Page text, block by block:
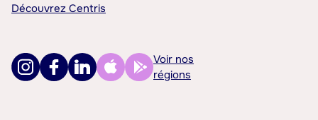
Découvrez Centris
Voir nos
régions